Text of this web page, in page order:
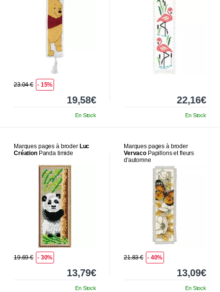
23.04 € - 15%
19,58€
En Stock
22,16€
En Stock
Marques pages à broder Luc
CréationPanda timide
19.69 € - 30%
13,79€
En Stock
Marques pages à broder
Vervaco Papillons et fleurs
d'automne
21.83 € - 40%
13,09€
En Stock